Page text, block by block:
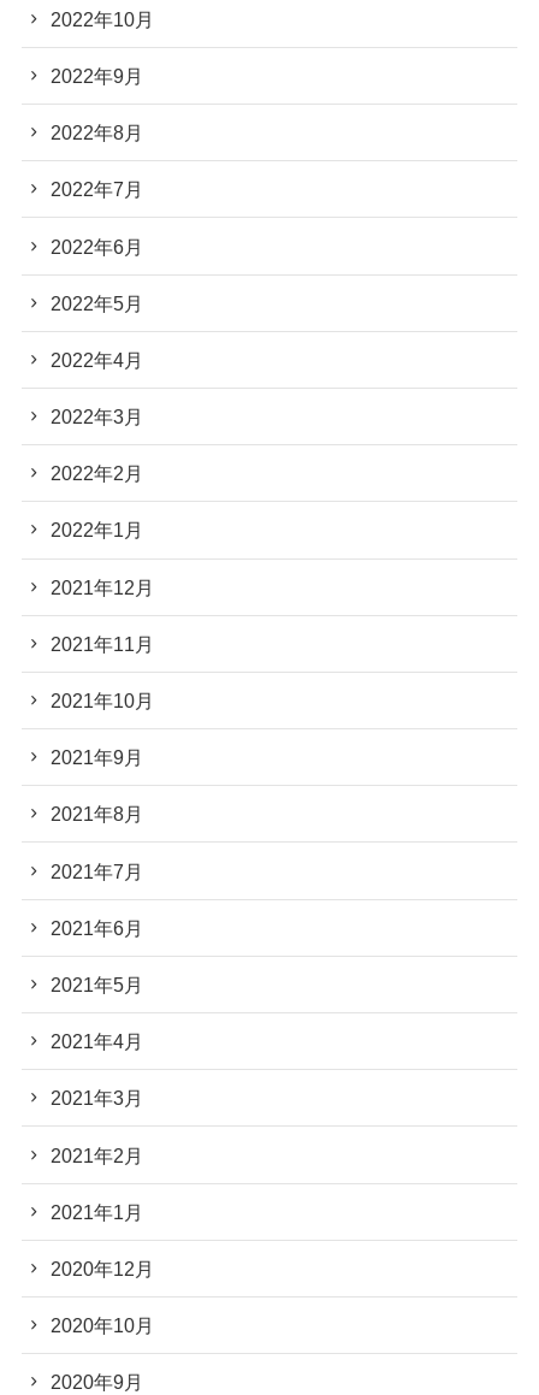
2022年10月
2022年9月
2022年8月
2022年7月
2022年6月
2022年5月
2022年4月
2022年3月
2022年2月
2022年1月
2021年12月
2021年11月
2021年10月
2021年9月
2021年8月
2021年7月
2021年6月
2021年5月
2021年4月
2021年3月
2021年2月
2021年1月
2020年12月
2020年10月
2020年9月